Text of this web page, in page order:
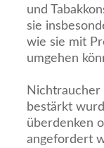
und
sie
wie sie mit
umgehen
bestärkt
überdenken
angefordert